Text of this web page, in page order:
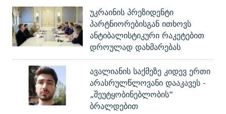
უკრაინის პრეზიდენტი
პარტნიორებისგან ითხოვს
ანტიბალისტიკური რაკეტებით
დროულად დახმარებას
ავალიანის საქმეზე კიდევ ერთი
არასრულწლოვანი დააკავეს -
„შეუტყობინებლობის“
ბრალდებით